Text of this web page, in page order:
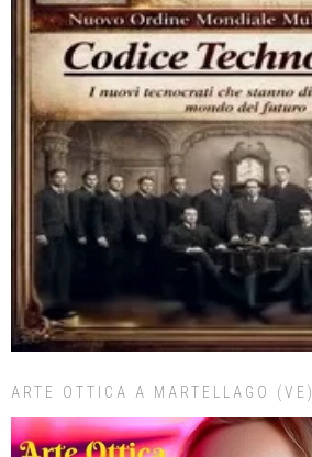
ARTE OTTICA A MARTELLAGO (VE)